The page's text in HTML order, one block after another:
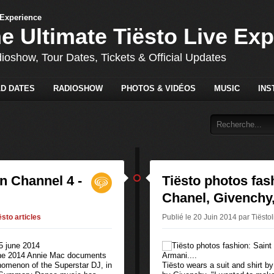
Ultimate Tiësto Live
Tour Dates, Tickets & Official Updates
DATES RADIOSHOW PHOTOS & VIDÉOS MUSIC
Channel 4 -
articles
2014 Annie Mac documents
of the Superstar DJ, in
Tiësto photos
Chanel,
Publié le 20 Juin 2014 par
Tiësto wears a suit and shirt